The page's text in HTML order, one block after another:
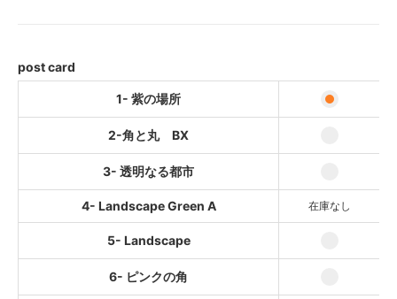
SOLD OUT
post card
1- 紫の場所
2-角と丸 BX
3- 透明なる都市
4- Landscape Green A 在庫なし
5- Landscape
6- ピンクの角